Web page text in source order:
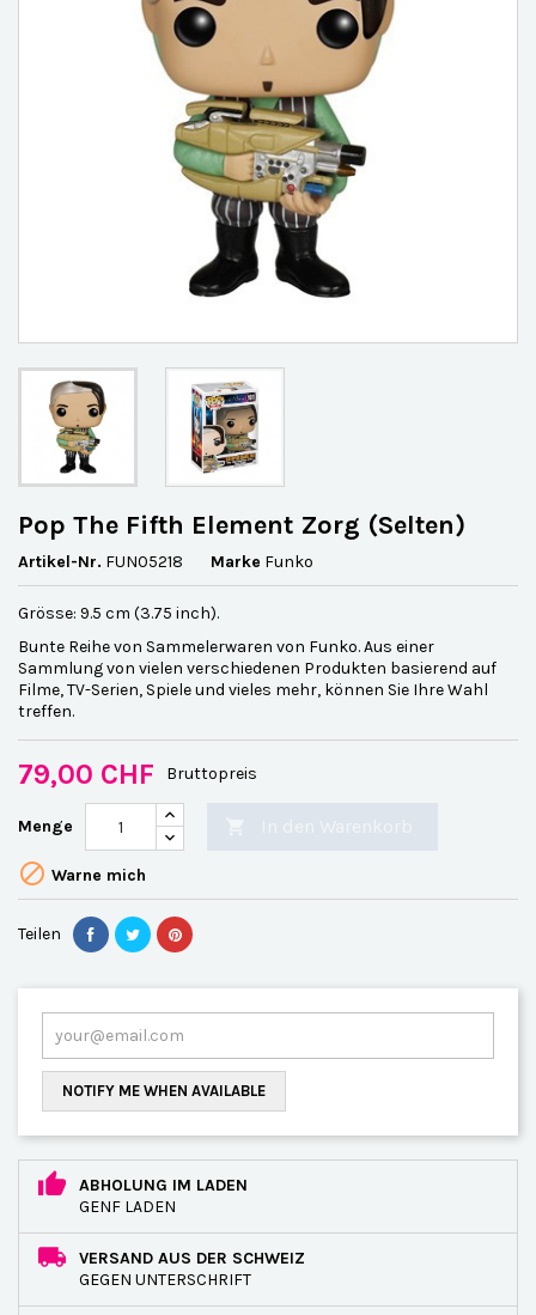
Pop The Fifth Element Zorg (Selten)
Artikel-Nr. FUN05218 Marke Funko
Grösse: 9.5 cm (3.75 inch).
Bunte Reihe von Sammelerwaren von Funko. Aus einer
Sammlung von vielen verschiedenen Produkten basierend auf
Filme, TV-Serien, Spiele und vieles mehr, können Sie Ihre Wahl
treffen.
79,00 CHF Bruttopreis
Menge
 Warne mich
Teilen
NOTIFY ME WHEN AVAILABLE
ABHOLUNG IM LADEN
GENF LADEN
VERSAND AUS DER SCHWEIZ
GEGEN UNTERSCHRIFT